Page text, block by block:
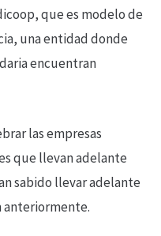
que es modelo de
una entidad donde
encuentran
las empresas
que llevan adelante
sabido llevar adelante
anteriormente.